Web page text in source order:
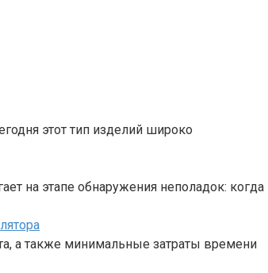
этот тип изделий широко
на этапе обнаружения неполадок: когда
а также минимальные затраты времени